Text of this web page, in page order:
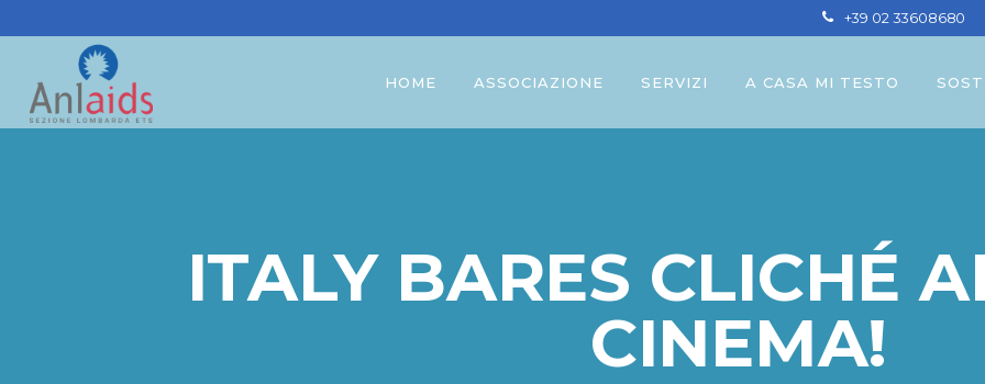
+39 02 33608680
HOME ASSOCIAZIONE SERVIZI A CASA MI TESTO
ITALY BARES CLICHÉ
CINEMA!